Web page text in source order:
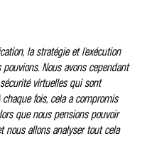
la stratégie et l'exécution
Nous avons cependant
virtuelles qui sont
fois, cela a compromis
que nous pensions pouvoir
nous allons analyser tout cela